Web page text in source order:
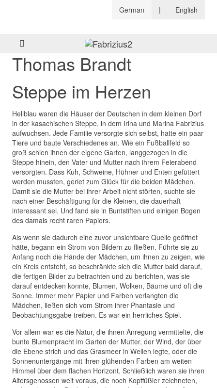
German | English
Thomas Brandt
Steppe im Herzen
Hellblau waren die Häuser der Deutschen in dem kleinen Dorf
in der kasachischen Steppe, in dem Irina und Marina Fabrizius
aufwuchsen. Jede Familie versorgte sich selbst, hatte ein paar
Tiere und baute Verschiedenes an. Wie ein Fußballfeld so
groß schien ihnen der eigene Garten, langgezogen in die
Steppe hinein, den Vater und Mutter nach ihrem Feierabend
versorgten. Dass Kuh, Schweine, Hühner und Enten gefüttert
werden mussten, geriet zum Glück für die beiden Mädchen.
Damit sie die Mutter bei ihrer Arbeit nicht störten, suchte sie
nach einer Beschäftigung für die Kleinen, die dauerhaft
interessant sei. Und fand sie in Buntstiften und einigen Bogen
des damals recht raren Papiers.
Als wenn sie dadurch eine zuvor unsichtbare Quelle geöffnet
hätte, begann ein Strom von Bildern zu fließen. Führte sie zu
Anfang noch die Hände der Mädchen, um ihnen zu zeigen, wie
ein Kreis entsteht, so beschränkte sich die Mutter bald darauf,
die fertigen Bilder zu betrachten und zu berichten, was sie
darauf entdecken konnte, Blumen, Wolken, Bäume und oft die
Sonne. Immer mehr Papier und Farben verlangten die
Mädchen, ließen sich vom Strom ihrer Phantasie und
Beobachtungsgabe treiben. Es war ein herrliches Spiel.
Vor allem war es die Natur, die ihnen Anregung vermittelte, die
bunte Blumenpracht im Garten der Mutter, der Wind, der über
die Ebene strich und das Grasmeer in Wellen legte, oder die
Sonnenuntergänge mit ihren glühenden Farben am weiten
Himmel über dem flachen Horizont. Schließlich waren sie ihren
Altersgenossen weit voraus, die noch Kopffüßler zeichneten,